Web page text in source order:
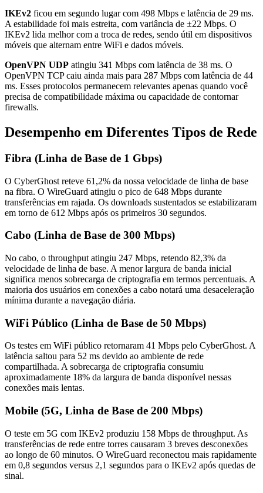
IKEv2 ficou em segundo lugar com 498 Mbps e latência de 29 ms.
A estabilidade foi mais estreita, com variância de ±22 Mbps. O
IKEv2 lida melhor com a troca de redes, sendo útil em dispositivos
móveis que alternam entre WiFi e dados móveis.
OpenVPN UDP atingiu 341 Mbps com latência de 38 ms. O
OpenVPN TCP caiu ainda mais para 287 Mbps com latência de 44
ms. Esses protocolos permanecem relevantes apenas quando você
precisa de compatibilidade máxima ou capacidade de contornar
firewalls.
Desempenho em Diferentes Tipos de Rede
Fibra (Linha de Base de 1 Gbps)
O CyberGhost reteve 61,2% da nossa velocidade de linha de base
na fibra. O WireGuard atingiu o pico de 648 Mbps durante
transferências em rajada. Os downloads sustentados se estabilizaram
em torno de 612 Mbps após os primeiros 30 segundos.
Cabo (Linha de Base de 300 Mbps)
No cabo, o throughput atingiu 247 Mbps, retendo 82,3% da
velocidade de linha de base. A menor largura de banda inicial
significa menos sobrecarga de criptografia em termos percentuais. A
maioria dos usuários em conexões a cabo notará uma desaceleração
mínima durante a navegação diária.
WiFi Público (Linha de Base de 50 Mbps)
Os testes em WiFi público retornaram 41 Mbps pelo CyberGhost. A
latência saltou para 52 ms devido ao ambiente de rede
compartilhada. A sobrecarga de criptografia consumiu
aproximadamente 18% da largura de banda disponível nessas
conexões mais lentas.
Mobile (5G, Linha de Base de 200 Mbps)
O teste em 5G com IKEv2 produziu 158 Mbps de throughput. As
transferências de rede entre torres causaram 3 breves desconexões
ao longo de 60 minutos. O WireGuard reconectou mais rapidamente
em 0,8 segundos versus 2,1 segundos para o IKEv2 após quedas de
sinal.